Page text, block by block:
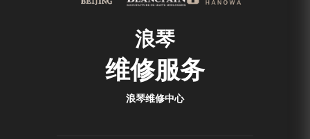
浪琴
维修服务
浪琴维修中心